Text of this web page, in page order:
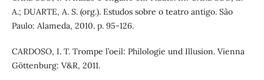
A.; DUARTE, A. S. (org.). Estudos sobre o teatro antigo. São
Paulo: Alameda, 2010. p. 95-126.
CARDOSO, I. T. Trompe l’oeil: Philologie und Illusion. Vienna
Göttenburg: V&R, 2011.